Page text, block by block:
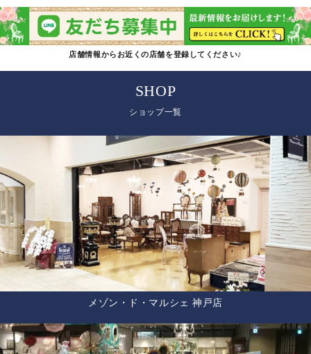
店舗情報からお近くの店舗を登録してください♪
SHOP
ショップ一覧
メゾン・ド・マルシェ 神戸店